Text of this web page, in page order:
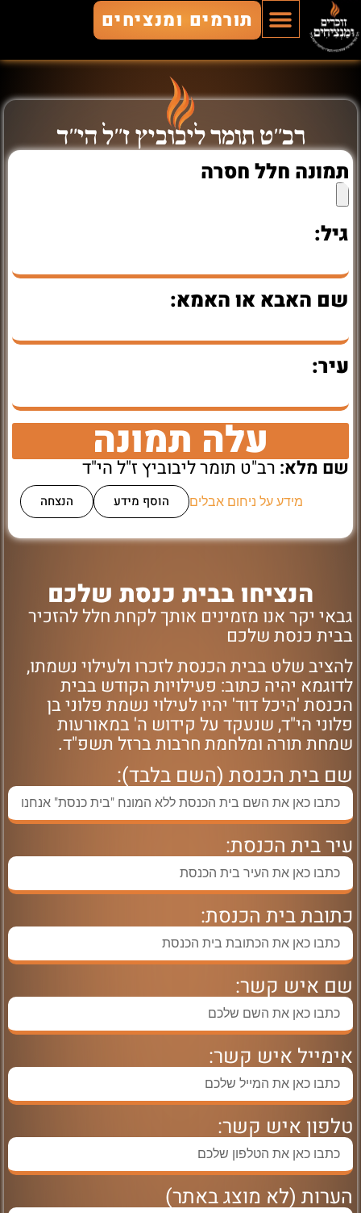
תורמים ומנציחים
רב"ט תומר ליבוביץ ז"ל הי"ד
תמונה חלל חסרה
גיל:
שם האבא או האמא:
עיר:
עלה תמונה
שם מלא:רב"ט תומר ליבוביץ ז"ל הי"ד
מידע על ניחום אבלים הוסף מידע הנצחה
הנציחו בבית כנסת שלכם
גבאי יקר אנו מזמינים אותך לקחת חלל להזכיר
בבית כנסת שלכם
להציב שלט בבית הכנסת לזכרו ולעילוי נשמתו,
לדוגמא יהיה כתוב: פעילויות הקודש בבית
הכנסת 'היכל דוד' יהיו לעילוי נשמת פלוני בן
פלוני הי"ד, שנעקד על קידוש ה' במאורעות
שמחת תורה ומלחמת חרבות ברזל תשפ"ד.
שם בית הכנסת (השם בלבד):
עיר בית הכנסת:
כתובת בית הכנסת:
שם איש קשר:
אימייל איש קשר:
טלפון איש קשר:
הערות (לא מוצג באתר)